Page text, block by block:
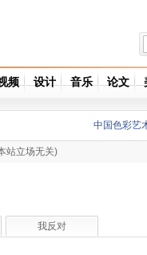
频 设计 音乐 论文
中国色彩艺
站立场无关)
我反对